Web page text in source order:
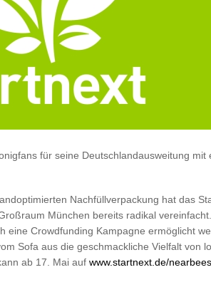
für seine Deutschlandausweitung mit
Nachfüllverpackung hat das
München bereits radikal
eine Crowdfunding Kampagne ermöglicht
Sofa aus die geschmackliche Vielfalt von
ab 17. Mai auf www.startnext.de/nearbees